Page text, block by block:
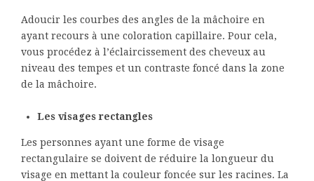
Adoucir les courbes des angles de la mâchoire en
ayant recours à une coloration capillaire. Pour cela,
vous procédez à l’éclaircissement des cheveux au
niveau des tempes et un contraste foncé dans la zone
de la mâchoire.
Les visages rectangles
Les personnes ayant une forme de visage
rectangulaire se doivent de réduire la longueur du
visage en mettant la couleur foncée sur les racines. La